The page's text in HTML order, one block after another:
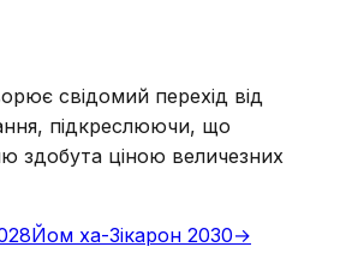
свідомий перехід від
підкреслюючи, що
здобута ціною величезних
Йом ха-Зікарон 2030→